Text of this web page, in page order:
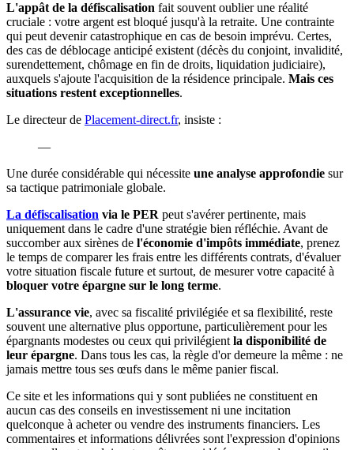
L'appât de la défiscalisation fait souvent oublier une réalité
cruciale : votre argent est bloqué jusqu'à la retraite. Une contrainte
qui peut devenir catastrophique en cas de besoin imprévu. Certes,
des cas de déblocage anticipé existent (décès du conjoint, invalidité,
surendettement, chômage en fin de droits, liquidation judiciaire),
auxquels s'ajoute l'acquisition de la résidence principale. Mais ces
situations restent exceptionnelles.
Le directeur de Placement-direct.fr, insiste :
—
Une durée considérable qui nécessite une analyse approfondie sur
sa tactique patrimoniale globale.
La défiscalisation via le PER peut s'avérer pertinente, mais
uniquement dans le cadre d'une stratégie bien réfléchie. Avant de
succomber aux sirènes de l'économie d'impôts immédiate, prenez
le temps de comparer les frais entre les différents contrats, d'évaluer
votre situation fiscale future et surtout, de mesurer votre capacité à
bloquer votre épargne sur le long terme.
L'assurance vie, avec sa fiscalité privilégiée et sa flexibilité, reste
souvent une alternative plus opportune, particulièrement pour les
épargnants modestes ou ceux qui privilégient la disponibilité de
leur épargne. Dans tous les cas, la règle d'or demeure la même : ne
jamais mettre tous ses œufs dans le même panier fiscal.
Ce site et les informations qui y sont publiées ne constituent en
aucun cas des conseils en investissement ni une incitation
quelconque à acheter ou vendre des instruments financiers. Les
commentaires et informations délivrées sont l'expression d'opinions